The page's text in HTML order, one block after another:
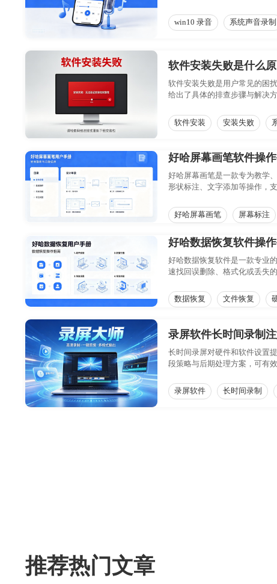
win10 录音
系统声音录制
软件安装失败是什么原
软件安装失败是用户常见的困
给出了具体的排查步骤与解决
软件安装 安装失败
好哈屏幕画笔软件操
好哈屏幕画笔是一款专为教学
形状标注、文字添加等操作，
好哈屏幕画笔 屏幕标注
好哈数据恢复软件操
好哈数据恢复软件是一款专业
速找回误删除、格式化或丢失
数据恢复
文件恢复
录屏软件长时间录制
长时间录屏对硬件和软件设置
段策略与后期处理方案，可有
录屏软件 长时间录制
推荐热门文章